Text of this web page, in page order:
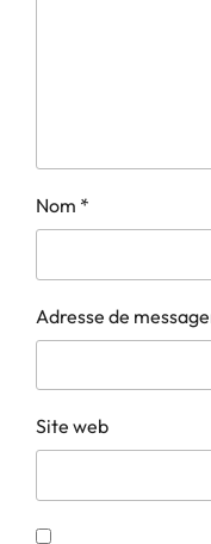
Nom *
Adresse de
Site web